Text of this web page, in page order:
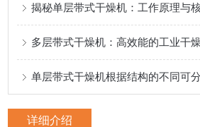
揭秘单层带式干燥机：工作原理与
多层带式干燥机：高效能的工业干
单层带式干燥机根据结构的不同可
详细介绍